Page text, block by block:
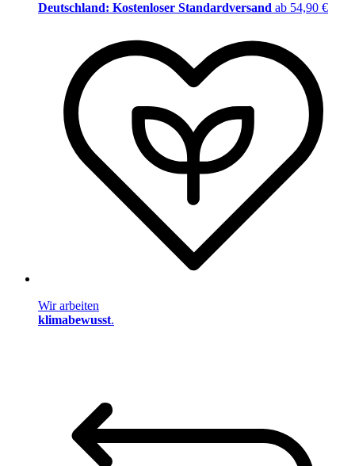
Deutschland: Kostenloser Standardversand ab 54,90 €
Wir arbeiten
klimabewusst.